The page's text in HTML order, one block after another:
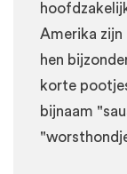
Amerika zijn
hen
korte
bijnaam